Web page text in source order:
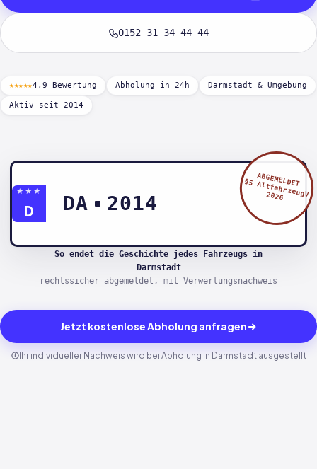
0152 31 34 44 44
★★★★★4,9 Bewertung Abholung in 24h Darmstadt & Umgebung
Aktiv seit 2014
★★★
D DA 2014
ABGEMELDET
§5 AltfahrzeugV
2026
So endet die Geschichte jedes Fahrzeugs in
Darmstadt
rechtssicher abgemeldet, mit Verwertungsnachweis
Jetzt kostenlose Abholung anfragen
Ihr individueller Nachweis wird bei Abholung in Darmstadt ausgestellt